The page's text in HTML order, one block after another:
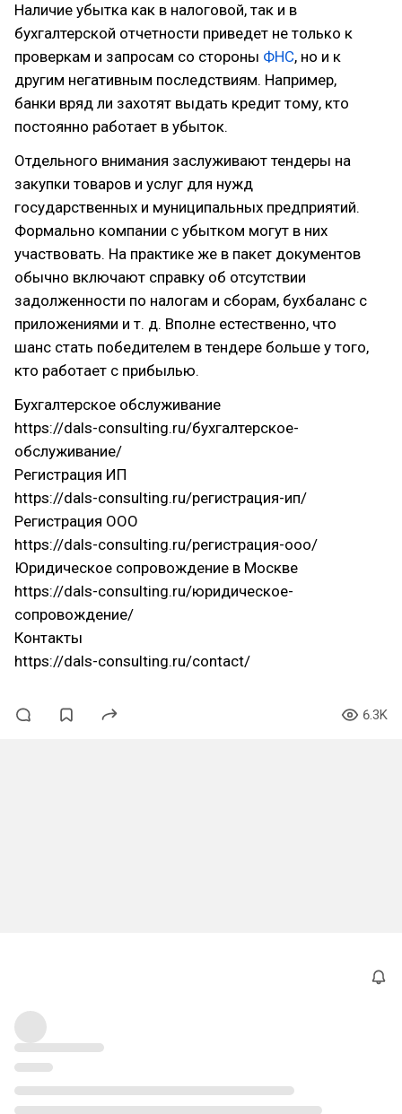
Наличие убытка как в налоговой, так и в
бухгалтерской отчетности приведет не только к
проверкам и запросам со стороны ФНС, но и к
другим негативным последствиям. Например,
банки вряд ли захотят выдать кредит тому, кто
постоянно работает в убыток.
Отдельного внимания заслуживают тендеры на
закупки товаров и услуг для нужд
государственных и муниципальных предприятий.
Формально компании с убытком могут в них
участвовать. На практике же в пакет документов
обычно включают справку об отсутствии
задолженности по налогам и сборам, бухбаланс с
приложениями и т. д. Вполне естественно, что
шанс стать победителем в тендере больше у того,
кто работает с прибылью.
Бухгалтерское обслуживание
https://dals-consulting.ru/бухгалтерское-
обслуживание/
Регистрация ИП
https://dals-consulting.ru/регистрация-ип/
Регистрация ООО
https://dals-consulting.ru/регистрация-ооо/
Юридическое сопровождение в Москве
https://dals-consulting.ru/юридическое-
сопровождение/
Контакты
https://dals-consulting.ru/contact/
6.3K